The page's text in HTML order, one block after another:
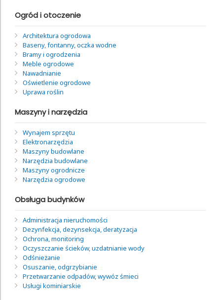
Ogród i otoczenie
Architektura ogrodowa
Baseny, fontanny, oczka wodne
Bramy i ogrodzenia
Meble ogrodowe
Nawadnianie
Oświetlenie ogrodowe
Uprawa roślin
Maszyny i narzędzia
Wynajem sprzętu
Elektronarzędzia
Maszyny budowlane
Narzędzia budowlane
Maszyny ogrodnicze
Narzędzia ogrodowe
Obsługa budynków
Administracja nieruchomości
Dezynfekcja, dezynsekcja, deratyzacja
Ochrona, monitoring
Oczyszczanie ścieków, uzdatnianie wody
Odśnieżanie
Osuszanie, odgrzybianie
Przetwarzanie odpadów, wywóz śmieci
Usługi kominiarskie